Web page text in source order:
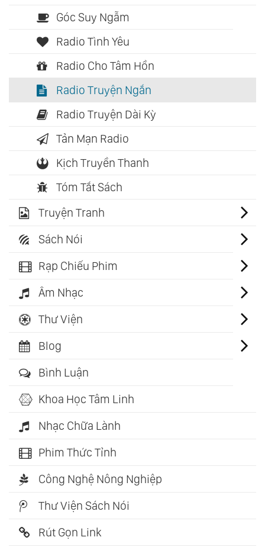
Góc Suy Ngẫm
Radio Tình Yêu
Radio Cho Tâm Hồn
Radio Truyện Ngắn
Radio Truyện Dài Kỳ
Tản Mạn Radio
Kịch Truyền Thanh
Tóm Tắt Sách
Truyện Tranh
Sách Nói
Rạp Chiếu Phim
Âm Nhạc
Thư Viện
Blog
Bình Luận
Khoa Học Tâm Linh
Nhạc Chữa Lành
Phim Thức Tỉnh
Công Nghệ Nông Nghiệp
Thư Viện Sách Nói
Rút Gọn Link